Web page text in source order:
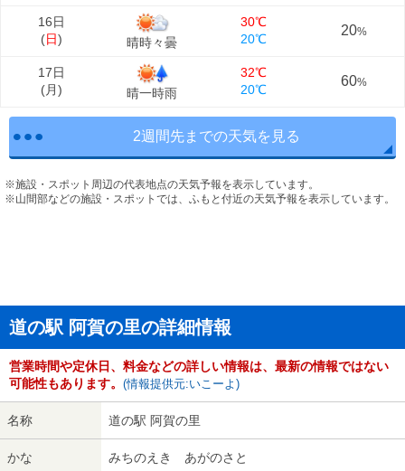
16日
(日) 晴時々曇
30℃
20℃
20%
17日
(月) 晴一時雨
32℃
20℃
60%
2週間先までの天気を見る
※施設・スポット周辺の代表地点の天気予報を表示しています。
※山間部などの施設・スポットでは、ふもと付近の天気予報を表示しています。
道の駅 阿賀の里の詳細情報
営業時間や定休日、料金などの詳しい情報は、最新の情報ではない
可能性もあります。 (情報提供元:いこーよ)
名称 道の駅 阿賀の里
かな みちのえき あがのさと